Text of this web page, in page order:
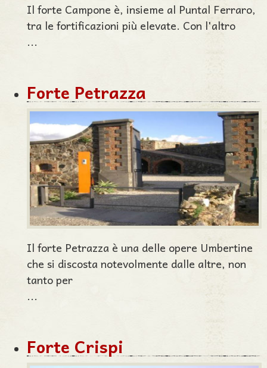
Il forte Campone è, insieme al Puntal Ferraro,
tra le fortificazioni più elevate. Con l'altro
...
Forte Petrazza
Il forte Petrazza è una delle opere Umbertine
che si discosta notevolmente dalle altre, non
tanto per
...
Forte Crispi